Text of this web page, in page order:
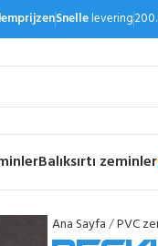
Snellelevering
Balıksırtı zeminler
Ana Sayfa PVC